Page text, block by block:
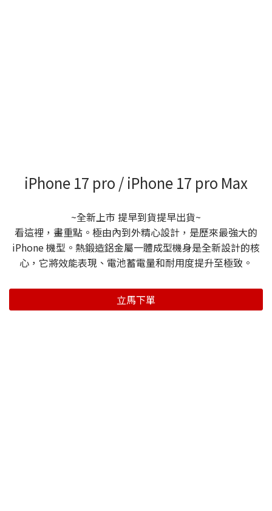
iPhone 17 pro / iPhone 17 pro Max
~全新上市 提早到貨提早出貨~
看這裡，畫重點。極由內到外精心設計，是歷來最強大的
iPhone 機型。熱鍛造鋁金屬一體成型機身是全新設計的核
心，它將效能表現、電池蓄電量和耐用度提升至極致。
立馬下單